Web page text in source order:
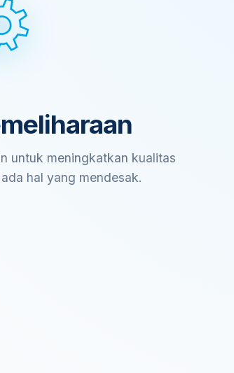
untuk meningkatkan kualitas
hal yang mendesak.